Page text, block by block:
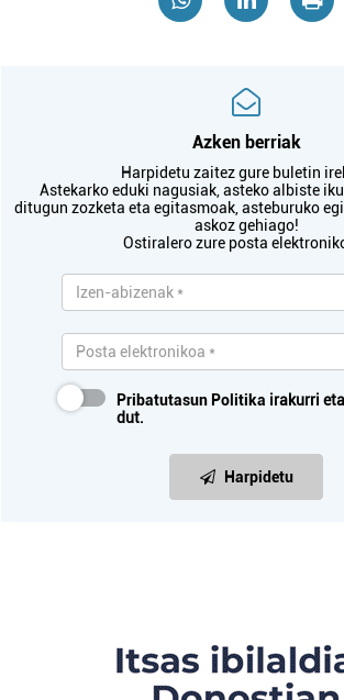
Azken berriak
Harpidetu zaitez gure buletin
Astekarko eduki nagusiak, asteko albiste
ditugun zozketa eta egitasmoak, asteburuko
askoz gehiago!
Ostiralero zure posta
Pribatutasun Politika irakurri
dut.
Harpidetu